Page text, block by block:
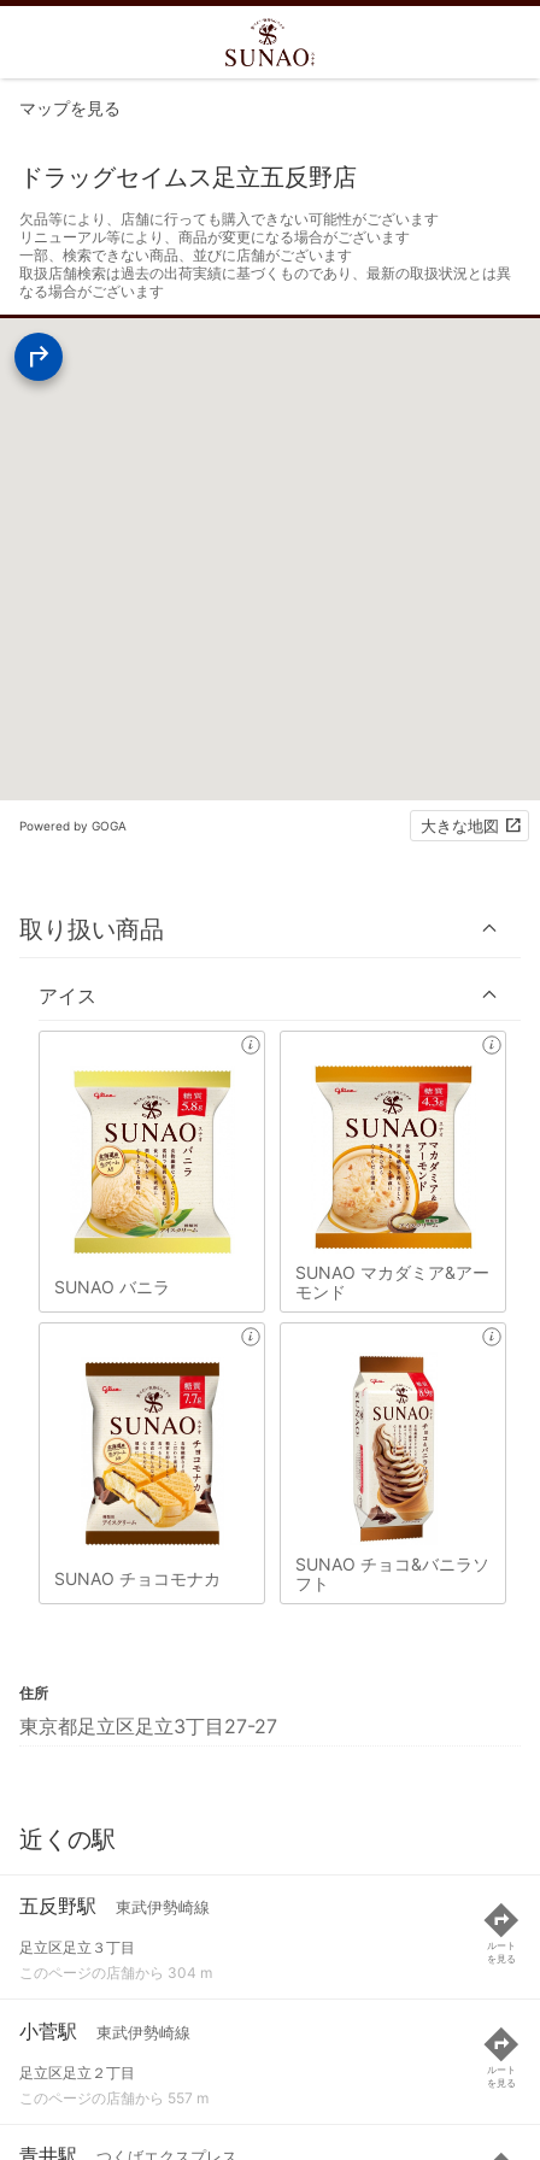
マップを見る
ドラッグセイムス足立五反野店
欠品等により、店舗に行っても購入できない可能性がございます
リニューアル等により、商品が変更になる場合がございます
一部、検索できない商品、並びに店舗がございます
取扱店舗検索は過去の出荷実績に基づくものであり、最新の取扱状況とは異
なる場合がございます
Powered by GOGA 大きな地図
取り扱い商品
アイス
SUNAO バニラ
SUNAO マカダミア&アー
モンド
SUNAO チョコモナカ
SUNAO チョコ&バニラソ
フト
住所
東京都足立区足立3丁目27-27
近くの駅
五反野駅 東武伊勢崎線
足立区足立３丁目
このページの店舗から 304 m
ルート
を見る
小菅駅 東武伊勢崎線
足立区足立２丁目
このページの店舗から 557 m
ルート
を見る
青井駅